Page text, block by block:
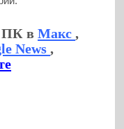
ПК вМакс,
News,